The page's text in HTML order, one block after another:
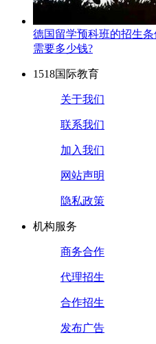
德国留学预科班的招生
需要多少钱?
1518国际教育
关于我们
联系我们
加入我们
网站声明
隐私政策
机构服务
商务合作
代理招生
合作招生
发布广告